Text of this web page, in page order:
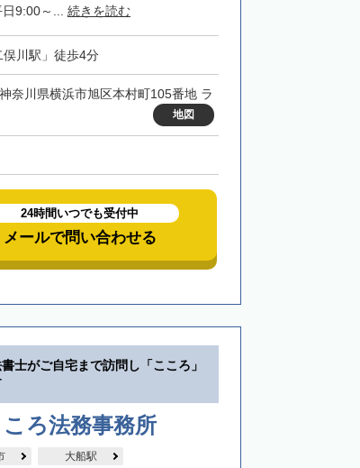
9:00～... 続きを読む
川駅」徒歩4分
奈川県横浜市旭区本村町105番地 ラ
地図
24時間いつでも受付中
メールで問い合わせる
士がご自宅まで訪問し「こころ」
ろ法務事務所
大船駅